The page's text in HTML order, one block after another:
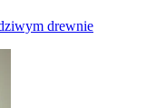
drewnie